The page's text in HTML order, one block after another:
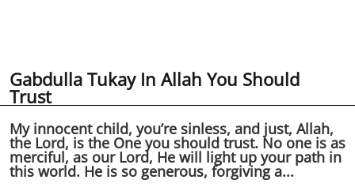
Gabdulla Tukay In Allah You Should
Trust
My innocent child, you’re sinless, and just, Allah,
the Lord, is the One you should trust. No one is as
merciful, as our Lord, He will light up your path in
this world. He is so generous, forgiving a...